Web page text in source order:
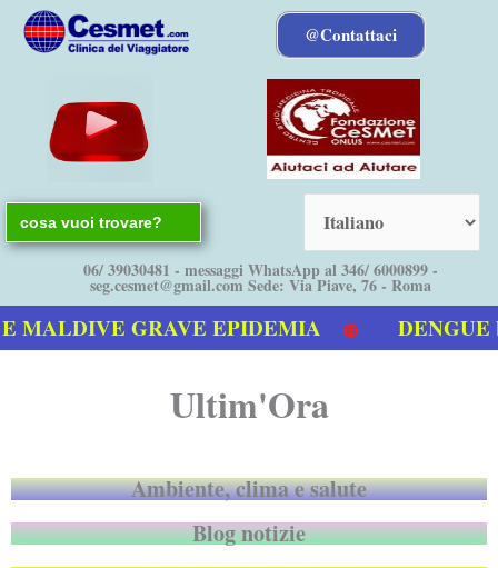
@Contattaci
Search
for:
06/ 39030481 - messaggi WhatsApp al 346/ 6000899 -
seg.cesmet@gmail.com Sede: Via Piave, 76 - Roma
GRAVE EPIDEMIA DENGUE
Ultim'Ora
Ambiente, clima e salute
Blog notizie